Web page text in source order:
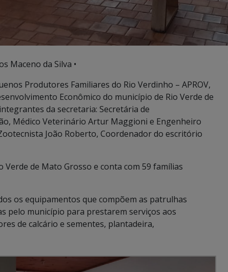
Maceno da Silva •
Produtores Familiares do Rio Verdinho – APROV,
Econômico do município de Rio Verde de
da secretaria: Secretária de
Médico Veterinário Artur Maggioni e Engenheiro
João Roberto, Coordenador do escritório
de Mato Grosso e conta com 59 famílias
os equipamentos que compõem as patrulhas
pelo município para prestarem serviços aos
de calcário e sementes, plantadeira,